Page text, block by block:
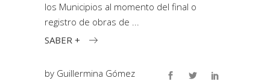
los Municipios al momento del final o
registro de obras de
SABER +
by Guillermina Gómez